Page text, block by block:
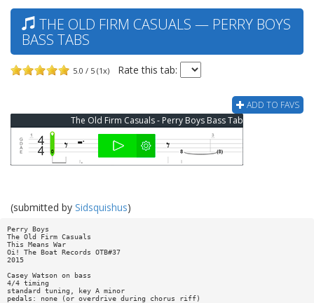
THE OLD FIRM CASUALS — PERRY BOYS
BASS TABS
5.0 / 5 (1x) Rate this tab:
ADD TO FAVS
The Old Firm Casuals - Perry Boys Bass Tab
(submitted by Sidsquishus)
Perry Boys
The Old Firm Casuals
This Means War
Oi! The Boat Records OTB#37
2015
Casey Watson on bass
4/4 timing
standard tuning, key A minor
pedals: none (or overdrive during chorus riff)